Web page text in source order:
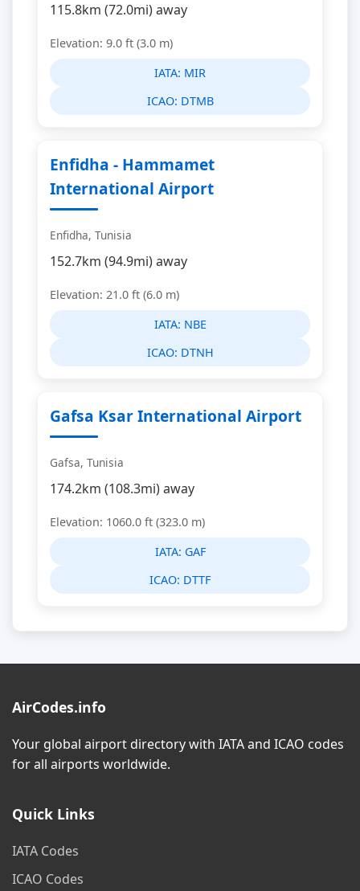
115.8km (72.0mi) away
Elevation: 9.0 ft (3.0 m)
IATA: MIR
ICAO: DTMB
Enfidha - Hammamet
International Airport
Enfidha, Tunisia
152.7km (94.9mi) away
Elevation: 21.0 ft (6.0 m)
IATA: NBE
ICAO: DTNH
Gafsa Ksar International Airport
Gafsa, Tunisia
174.2km (108.3mi) away
Elevation: 1060.0 ft (323.0 m)
IATA: GAF
ICAO: DTTF
AirCodes.info
Your global airport directory with IATA and ICAO codes
for all airports worldwide.
Quick Links
IATA Codes
ICAO Codes